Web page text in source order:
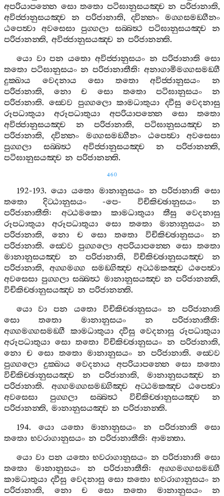
අපරියාපන‍්නෙ සො තතො පටිඝානුසයඤ‍්ච න පරිජානාති,
අවිජ‍්ජානුසයඤ‍්ච
න පරිජානාති,ද‍්වින‍්නං
මග‍්ගසමඞ‍්ගීනං
ඨපෙත්‍වා
අවසෙසා පුග‍්ගලා සබ‍්බත්‍ථ පටිඝානුසයඤ‍්ච
න
පරිජානන‍්ති, අවිජ‍්ජානුසයඤ‍්ච න පරිජානන‍්ති.
යො වා පන යතො අවිජ‍්ජානුසයං න පරිජානාති සො
තතො පටිඝානුසයං න පරිජානාතීති: අනාගාමිමග‍්ගසමඞ‍්ගී
දුක‍්ඛාය
වෙදනාය සො තතො අවිජ‍්ජානුසයං
න
පරිජානාති,නො ච සො තතො පටිඝානුසයං
න
පරිජානාති.ස‍්වෙව පුග‍්ගලො කාමධාතුයා ද‍්වීසු වෙදනාසු
රූපධාතුයා
අරූපධාතුයා අපරියාපන‍්නෙ සො
තතො
අවිජ‍්ජානුසයඤ‍්ච
න පරිජානාති, පටිඝානුසයඤ‍්ච
න
පරිජානාති, ද‍්වින‍්නං මග‍්ගසමඞ‍්ගීනං ඨපෙත්‍වා
අවසෙසා
පුග‍්ගලා
සබ‍්බත්‍ථ අවිජ‍්ජානුසයඤ‍්ච න පරිජානන‍්ති,
පටිඝානුසයඤ‍්ච න පරිජානන‍්ති.
460
192-193.යො යතො මානානුසයං න පරිජානාති සො
තතො
දිට‍්ඨානුසයං -පෙ- විචිකිච‍්ඡානුසයං
න
පරිජානාතීති: අට‍්ඨමකො කාමධාතුයා තීසු
වෙදනාසු
රූපධාතුයා
අරූපධාතුයා සො තතො මානානුසයං
න
පරිජානාති, නො ච සො තතො විචිකිච‍්ඡානුසයං
න
පරිජානාති. ස‍්වෙව පුග‍්ගලො අපරියාපන‍්නෙ සො තතො
මානානුසයඤ‍්ච
න පරිජානාති,විචිකිච‍්ඡානුසයඤ‍්ච
න
පරිජානාති,අග‍්ගමග‍්ග සමඞ‍්ගිඤ‍්ච අට‍්ඨමකඤ‍්ච ඨපෙත්‍වා
අවසෙසා පුග‍්ගලා සබ‍්බත්‍ථ මානානුසයඤ‍්ච න පරිජානන‍්ති,
විචිකිච‍්ඡානුසයඤ‍්ච න පරිජානන‍්ති.
යො
වා පන යතො විචිකිච‍්ඡානුසයං න
පරිජානාති
සො
තතො මානානුසයං න පරිජානාතීති:
අග‍්ගමග‍්ගසමඞ‍්ගී
කාමධාතුයා ද‍්වීසු වෙදනාසු රූපධාතුයා
අරූපධාතුයා සො තතො විචිකිච‍්ඡානුසයං න පරිජානාති,
නො ච සො තතො මානානුසයං න පරිජානාති.ස‍්වෙව
පුග‍්ගලො
දුක‍්ඛාය වෙදනාය අපරියාපන‍්නෙ සො
තතො
විචිකිච‍්ඡානුසයඤ‍්ච
න පරිජානාති,මානානුසයඤ‍්ච
න
පරිජානාති. අග‍්ගමග‍්ගසමඞ‍්ගිඤ‍්ච අට‍්ඨමකඤ‍්ච
ඨපෙත්‍වා
අවසෙසා
පුග‍්ගලා සබ‍්බත්‍ථ විචිකිච‍්ඡානුසයඤ‍්ච
න
පරිජානන‍්ති, මානානුසයඤ‍්ච න පරිජානන‍්ති.
194. යො යතො මානානුසයං න පරිජානාති
සො
තතො භවරාගානුසයං න පරිජානාතීති: ආමන‍්තා.
යො වා පන යතො භවරාගානුසයං න පරිජානාති සො
තතො
මානානුසයං න පරිජානාතීති: අග‍්ගමග‍්ගසමඞ‍්ගී
කාමධාතුයා ද‍්වීසු වෙදනාසු සො තතො භවරාගානුසයං න
පරිජානාති, නො ච සො තතො මානානුසයං
න